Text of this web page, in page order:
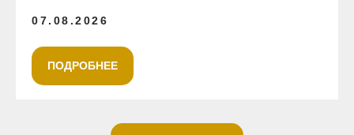
07.08.2026
ПОДРОБНЕЕ